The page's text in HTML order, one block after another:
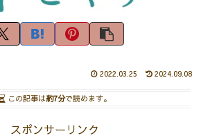
2022.03.25 2024.09.08
この記事は約7分で読めます。
スポンサーリンク